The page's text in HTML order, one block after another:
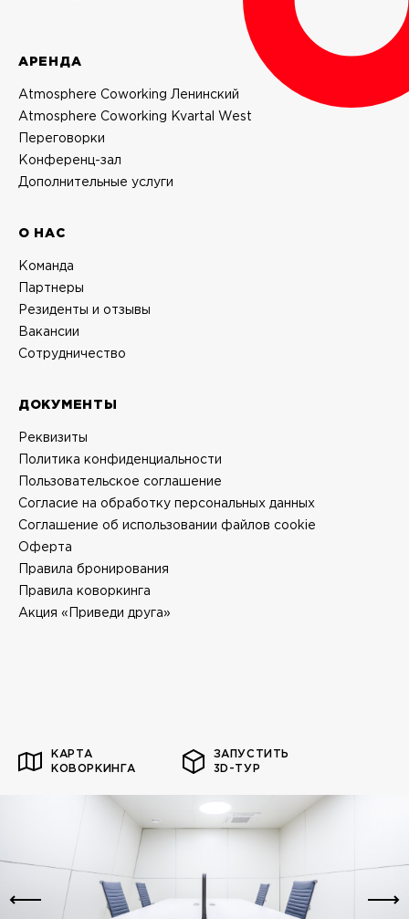
АРЕНДА
Atmosphere Coworking Ленинский
Atmosphere Coworking Kvartal West
Переговорки
Конференц-зал
Дополнительные услуги
О НАС
Команда
Партнеры
Резиденты и отзывы
Вакансии
Сотрудничество
ДОКУМЕНТЫ
Реквизиты
Политика конфиденциальности
Пользовательское соглашение
Согласие на обработку персональных данных
Соглашение об использовании файлов cookie
Оферта
Правила бронирования
Правила коворкинга
Акция «Приведи друга»
КАРТА
КОВОРКИНГА
ЗАПУСТИТЬ
3D-ТУР